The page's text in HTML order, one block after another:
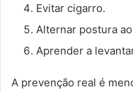
Evitar cigarro.
Alternar postura
Aprender a
A prevenção real é